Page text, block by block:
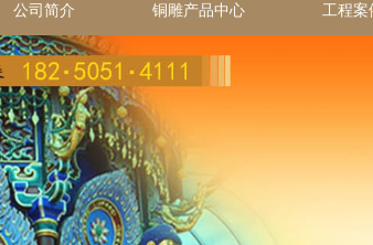
公司简介 铜雕产品中心 工程案